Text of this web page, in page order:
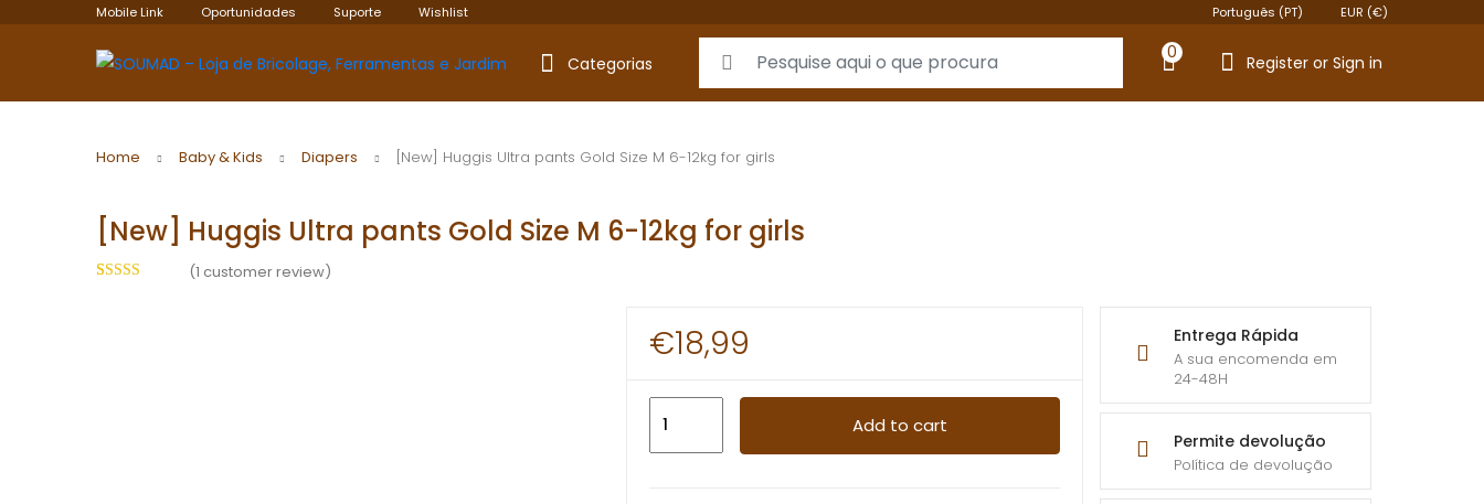
Mobile Link Oportunidades Suporte Wishlist Português (PT) EUR (€)
Categorias
Search for: 0 Register or Sign in
Home Baby & Kids Diapers [New] Huggis Ultra pants Gold Size M 6-12kg for girls
[New] Huggis Ultra pants Gold Size M 6-12kg for girls
(1 customer review)
Entrega Rápida
A sua encomenda em
24-48H
Permite devolução
Política de devolução
€18,99
Add to cart